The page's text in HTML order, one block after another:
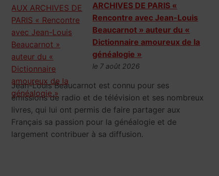
ARCHIVES DE PARIS «
Rencontre avec Jean-Louis
Beaucarnot » auteur du «
Dictionnaire amoureux de la
généalogie »
le 7 août 2026
Jean-Louis Beaucarnot est connu pour ses
émissions de radio et de télévision et ses nombreux
livres, qui lui ont permis de faire partager aux
Français sa passion pour la généalogie et de
largement contribuer à sa diffusion.